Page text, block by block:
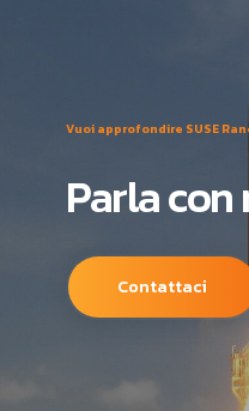
Vuoi approfondire SUSE
Parla con
Contattaci